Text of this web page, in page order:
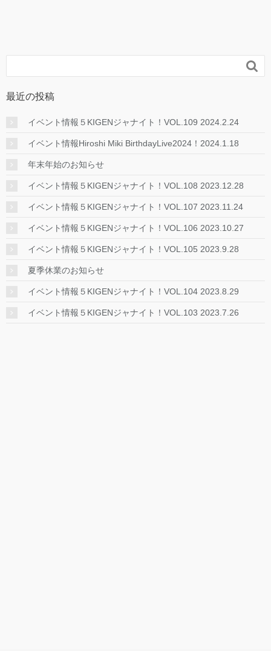

最近の投稿
イベント情報５KIGENジャナイト！VOL.109 2024.2.24
イベント情報Hiroshi Miki BirthdayLive2024！2024.1.18
年末年始のお知らせ
イベント情報５KIGENジャナイト！VOL.108 2023.12.28
イベント情報５KIGENジャナイト！VOL.107 2023.11.24
イベント情報５KIGENジャナイト！VOL.106 2023.10.27
イベント情報５KIGENジャナイト！VOL.105 2023.9.28
夏季休業のお知らせ
イベント情報５KIGENジャナイト！VOL.104 2023.8.29
イベント情報５KIGENジャナイト！VOL.103 2023.7.26